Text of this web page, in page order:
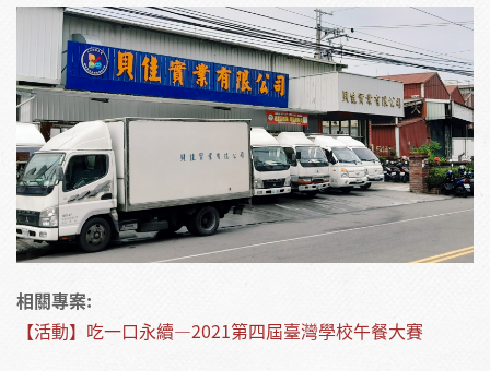
相關專案:
【活動】吃一口永續—2021第四屆臺灣學校午餐大賽